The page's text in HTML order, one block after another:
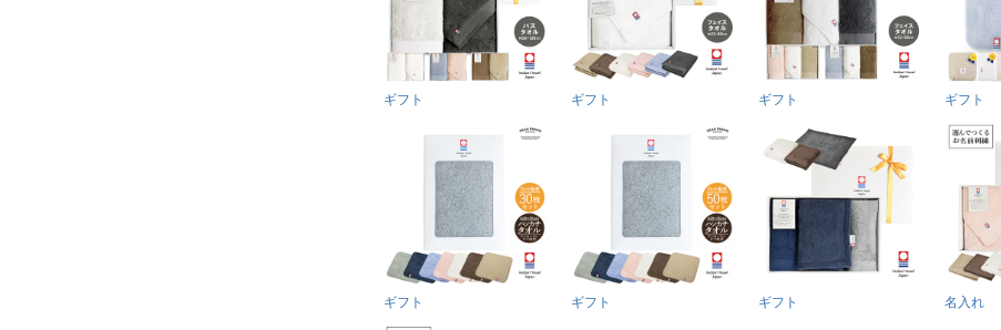
ギフト ギフト ギフト ギフト
ギフト ギフト ギフト 名入れ